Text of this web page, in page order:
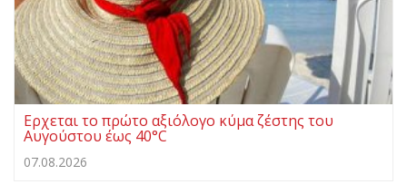
Ερχεται το πρώτο αξιόλογο κύμα ζέστης του
Αυγούστου έως 40°C
07.08.2026